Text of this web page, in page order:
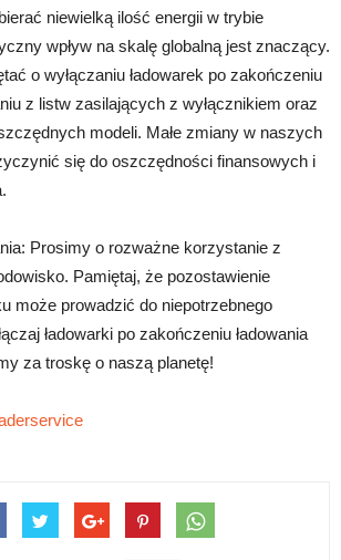
niewielką ilość energii w trybie
wpływ na skalę globalną jest znaczący.
o wyłączaniu ładowarek po zakończeniu
z listw zasilających z wyłącznikiem oraz
modeli. Małe zmiany w naszych
się do oszczędności finansowych i
Prosimy o rozważne korzystanie z
Pamiętaj, że pozostawienie
może prowadzić do niepotrzebnego
ładowarki po zakończeniu ładowania
za troskę o naszą planetę!